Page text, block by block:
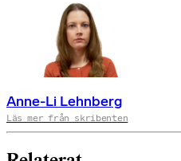
Anne-Li Lehnberg
Läs mer från skribenten